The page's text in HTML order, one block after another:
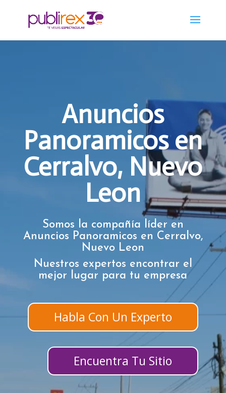
Anuncios
Panoramicos en
Cerralvo, Nuevo
Leon
Somos la compañía líder en
Anuncios Panoramicos en Cerralvo,
Nuevo Leon
Nuestros expertos encontrar el
mejor lugar para tu empresa
Habla Con Un Experto
Encuentra Tu Sitio